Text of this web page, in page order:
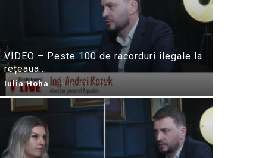
VIDEO – Peste 100 de racorduri ilegale la
rețeaua...
Iulia Hoha - iulie 31, 2026